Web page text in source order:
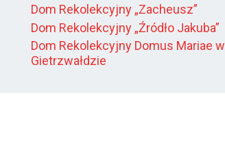
Dom Rekolekcyjny „Zacheusz”
Dom Rekolekcyjny „Źródło Jakuba”
Dom Rekolekcyjny Domus Mariae w
Gietrzwałdzie